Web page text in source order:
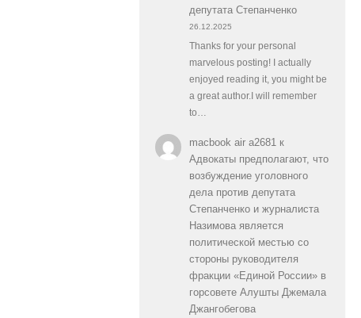
депутата Степанченко
26.12.2025
Thanks for your personal
marvelous posting! I actually
enjoyed reading it, you might be
a great author.I will remember
to…
macbook air a2681к
Адвокаты предполагают, что
возбуждение уголовного
дела против депутата
Степанченко и журналиста
Назимова является
политической местью со
стороны руководителя
фракции «Единой России» в
горсовете Алушты Джемала
Джангобегова